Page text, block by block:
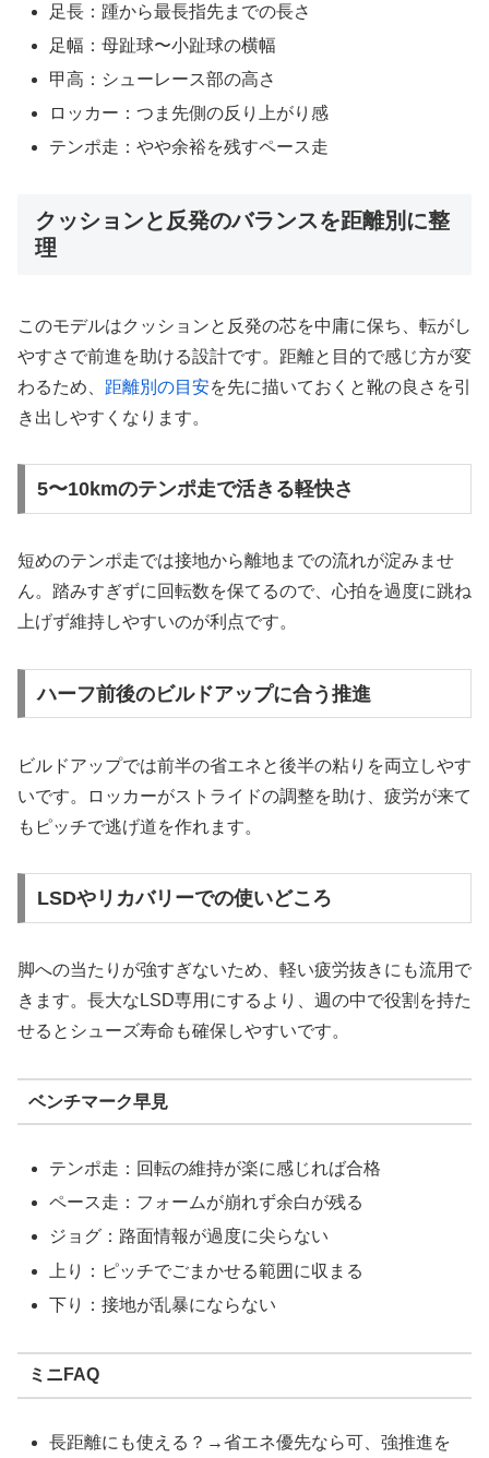
足長：踵から最長指先までの長さ
足幅：母趾球〜小趾球の横幅
甲高：シューレース部の高さ
ロッカー：つま先側の反り上がり感
テンポ走：やや余裕を残すペース走
クッションと反発のバランスを距離別に整
理
このモデルはクッションと反発の芯を中庸に保ち、転がし
やすさで前進を助ける設計です。距離と目的で感じ方が変
わるため、 距離別の目安を先に描いておくと靴の良さを引
き出しやすくなります。
5〜10kmのテンポ走で活きる軽快さ
短めのテンポ走では接地から離地までの流れが淀みませ
ん。踏みすぎずに回転数を保てるので、心拍を過度に跳ね
上げず維持しやすいのが利点です。
ハーフ前後のビルドアップに合う推進
ビルドアップでは前半の省エネと後半の粘りを両立しやす
いです。ロッカーがストライドの調整を助け、疲労が来て
もピッチで逃げ道を作れます。
LSDやリカバリーでの使いどころ
脚への当たりが強すぎないため、軽い疲労抜きにも流用で
きます。長大なLSD専用にするより、週の中で役割を持た
せるとシューズ寿命も確保しやすいです。
ベンチマーク早見
テンポ走：回転の維持が楽に感じれば合格
ペース走：フォームが崩れず余白が残る
ジョグ：路面情報が過度に尖らない
上り：ピッチでごまかせる範囲に収まる
下り：接地が乱暴にならない
ミニFAQ
長距離にも使える？→省エネ優先なら可、強推進を